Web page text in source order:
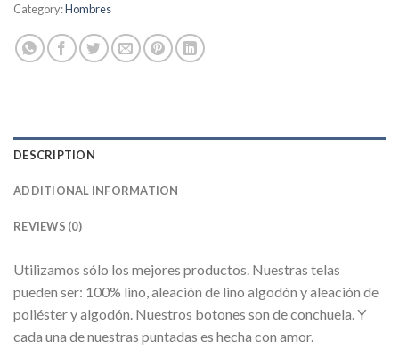
Category:Hombres
DESCRIPTION
ADDITIONAL INFORMATION
REVIEWS (0)
Utilizamos sólo los mejores productos. Nuestras telas
pueden ser: 100% lino, aleación de lino algodón y aleación de
poliéster y algodón. Nuestros botones son de conchuela. Y
cada una de nuestras puntadas es hecha con amor.